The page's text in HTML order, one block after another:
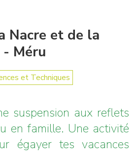
Nacre et de la
Méru
et Techniques
suspension aux reflets
en famille. Une activité
égayer tes vacances